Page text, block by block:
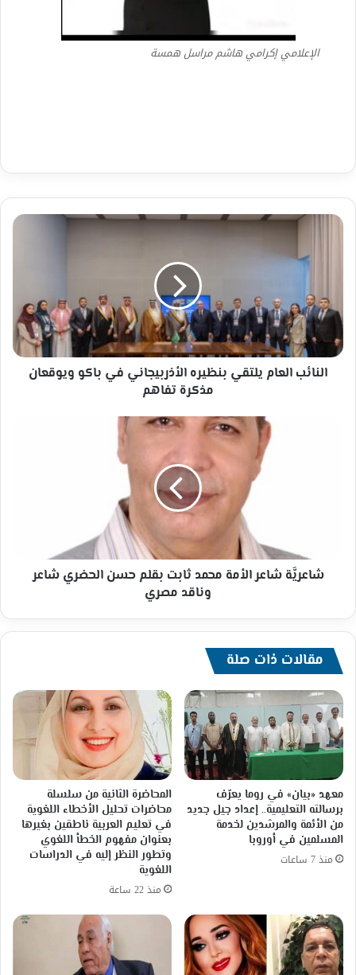
الإعلامي إكرامي هاشم مراسل همسة
النائب
في
باكو
ويوقعان
مذكرة
تفاهم
النائب العام يلتقي بنظيره الأذربيجاني في باكو ويوقعان
مذكرة تفاهم
وناقدشاعريَّة شاعر الأمة محمد ثابت بقلم حسن الحضري شاعر
وناقد مصري
مقالات ذات صلة
معهد «بيان» في روما يعرّف
برسالته التعليمية.. إعداد جيل جديد
من الأئمة والمرشدين لخدمة
المسلمين في أوروبا
منذ 7 ساعات
المحاضرة الثانية من سلسلة
محاضرات تحليل الأخطاء اللغوية
في تعليم العربية ناطقين بغيرها
بعنوان مفهوم الخطأ اللغوي
وتطور النظر إليه في الدراسات
اللغوية
منذ 22 ساعة